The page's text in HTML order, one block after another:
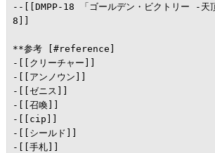
--[[DMPP-18 「ゴールデン・ビクトリー -天
8]]
**参考 [#reference]
-[[クリーチャー]]
-[[アンノウン]]
-[[ゼニス]]
-[[召喚]]
-[[cip]]
-[[シールド]]
-[[手札]]